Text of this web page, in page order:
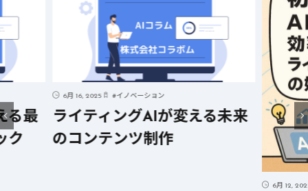
る最
ク
6月 16, 2025 #イノベーション
ライティングAIが変える未来
のコンテンツ制作
6月 12,